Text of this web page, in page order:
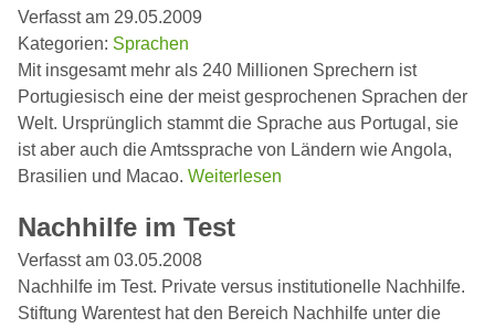
Verfasst am 29.05.2009
Kategorien: Sprachen
Mit insgesamt mehr als 240 Millionen Sprechern ist
Portugiesisch eine der meist gesprochenen Sprachen der
Welt. Ursprünglich stammt die Sprache aus Portugal, sie
ist aber auch die Amtssprache von Ländern wie Angola,
Brasilien und Macao. Weiterlesen
Nachhilfe im Test
Verfasst am 03.05.2008
Nachhilfe im Test. Private versus institutionelle Nachhilfe.
Stiftung Warentest hat den Bereich Nachhilfe unter die